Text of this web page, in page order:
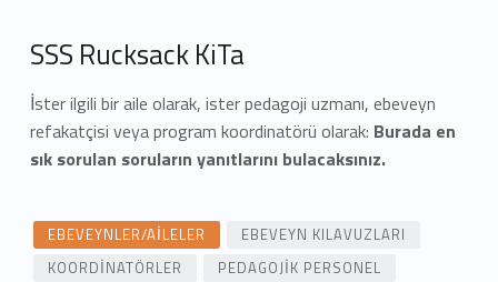
S
S
S
R
u
c
SSS Rucksack KiTa
İster ilgili bir aile olarak, ister pedagoji uzmanı, ebeveyn
refakatçisi veya program koordinatörü olarak: Burada en
sık sorulan soruların yanıtlarını bulacaksınız.
EBEVEYNLER/AILELER
EBEVEYN KILAVUZLARI
KOORDINATÖRLER
PEDAGOJIK PERSONEL